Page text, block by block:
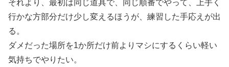
それより、最初は同じ道具で、同じ順番でやって、上手く
行かな方部分だけ少し変えるほうが、練習した手応えが出
る。
ダメだった場所を1か所だけ前よりマシにするくらい軽い
気持ちでやりたい。